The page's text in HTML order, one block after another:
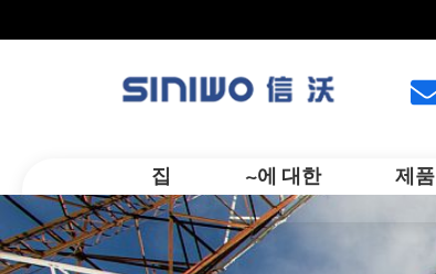
집 ~에 대한 제품